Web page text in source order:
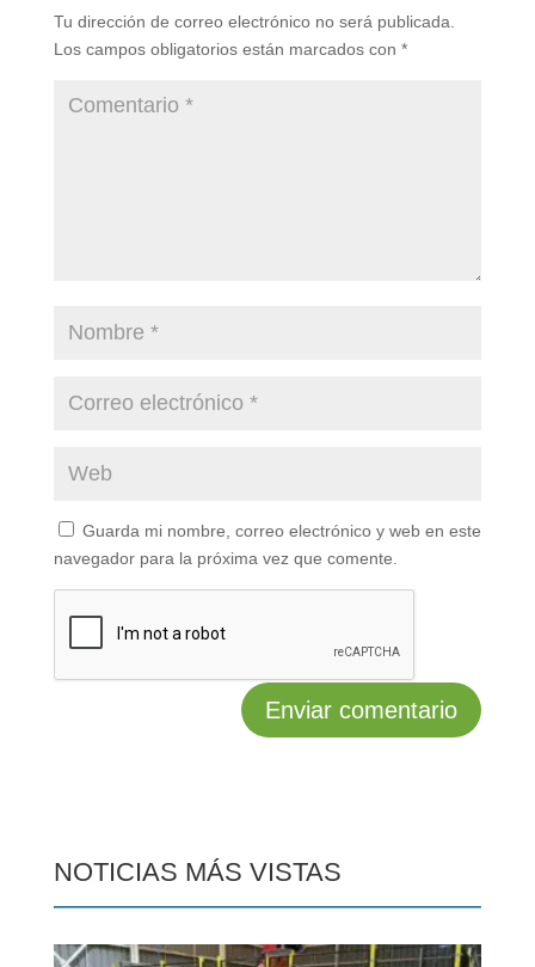
Tu dirección de correo electrónico no será publicada.
Los campos obligatorios están marcados con *
Guarda mi nombre, correo electrónico y web en este
navegador para la próxima vez que comente.
NOTICIAS MÁS VISTAS